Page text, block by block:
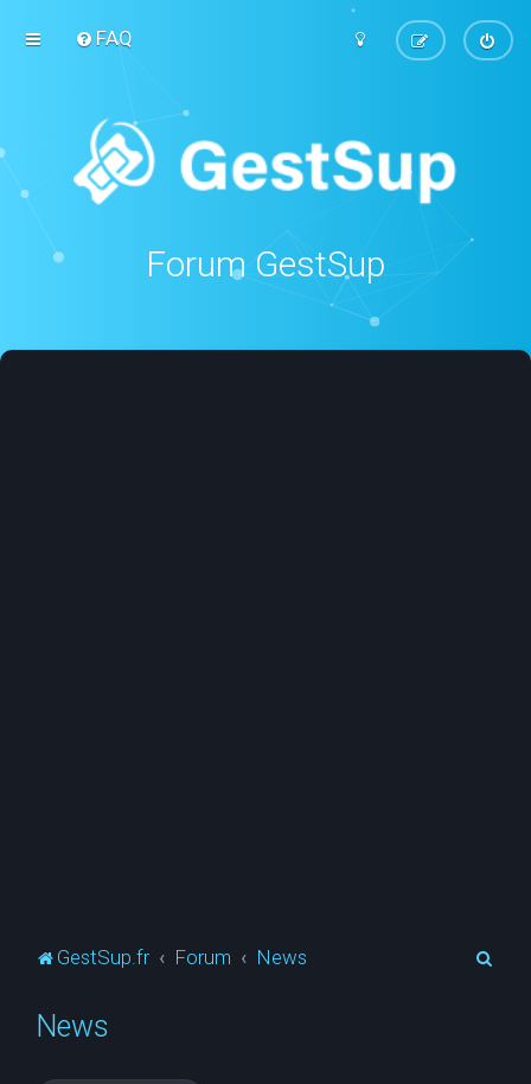
FAQ
Forum GestSup
GestSup.fr Forum News
News